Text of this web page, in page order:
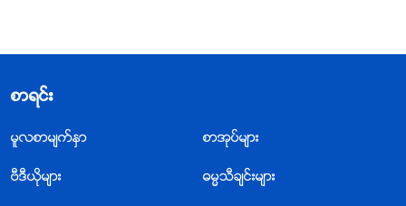
စာရင္း
မူလစာမ်က္ႏွာ စာအုပ္မ်ား
ဗီဒီယိုမ်ား ဓမၼသီခ်င္းမ်ား